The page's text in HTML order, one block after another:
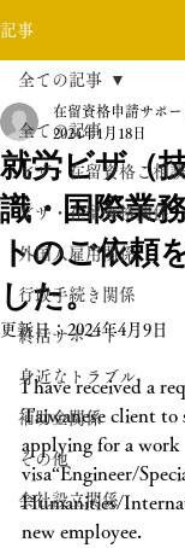
記事
全ての記事
ビザ・在留資格ご相
ビザ・在留資格関係
外国人雇用関係
行政手続き関係
終活サポート
身近なトラブル
補助金関係
その他
会社設立関係
全ての記事
就労ビザ（
識・国際業
トのご依頼
した。
在留資格申請サポ
2024年1月18日
更新日：2024年4月9日
I have received a
Taiwanese client
applying for a work
visa“Engineer/
Humanities/
new employee.